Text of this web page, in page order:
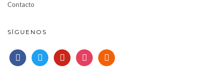
Contacto
SÍGUENOS
facebooktwitter pinterestinstagramrss